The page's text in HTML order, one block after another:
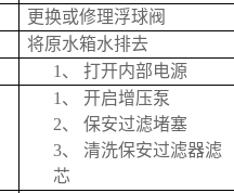
更换或修理浮球阀
将原水箱水排去
1、 打开内部电源
1、 开启增压泵
2、 保安过滤堵塞
3、 清洗保安过滤器滤
芯